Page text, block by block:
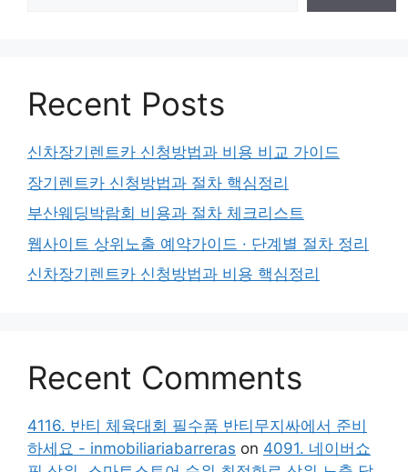
Recent Posts
신차장기렌트카 신청방법과 비용 비교 가이드
장기렌트카 신청방법과 절차 핵심정리
부산웨딩박람회 비용과 절차 체크리스트
웹사이트 상위노출 예약가이드 · 단계별 절차 정리
신차장기렌트카 신청방법과 비용 핵심정리
Recent Comments
4116. 반티 체육대회 필수품 반티무지싸에서 준비
하세요 - inmobiliariabarreras on 4091. 네이버쇼